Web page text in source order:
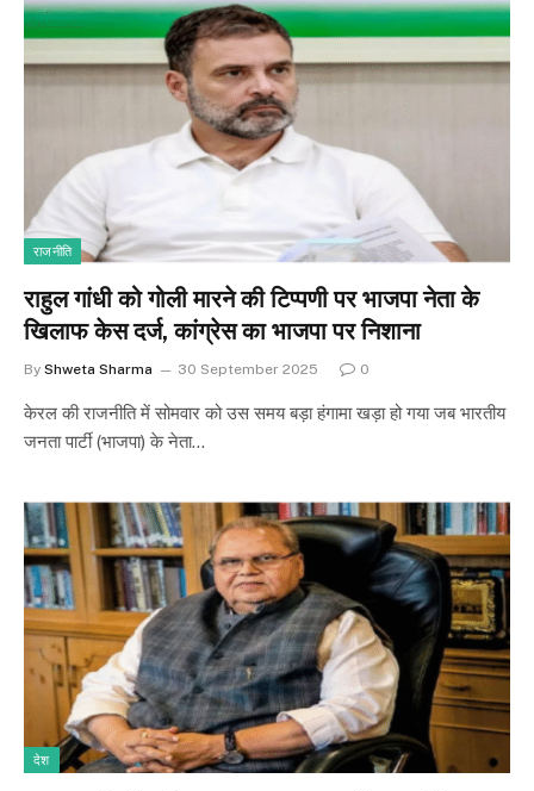
राजनीति
राहुल गांधी को गोली मारने की टिप्पणी पर भाजपा नेता के
खिलाफ केस दर्ज, कांग्रेस का भाजपा पर निशाना
By Shweta Sharma 30 September 2025 0
केरल की राजनीति में सोमवार को उस समय बड़ा हंगामा खड़ा हो गया जब भारतीय
जनता पार्टी (भाजपा) के नेता…
देश